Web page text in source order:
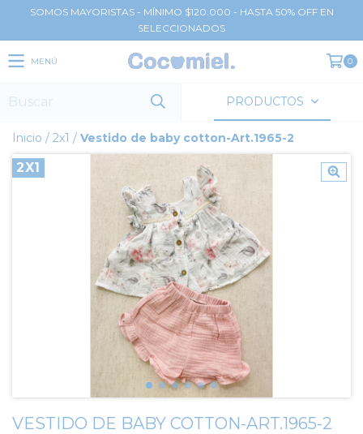
SOMOS MAYORISTAS - MÍNIMO $120.000 - HASTA 50% OFF EN
SELECCIONADOS
MENÚ 0
PRODUCTOS
Inicio / 2x1 / Vestido de baby cotton-Art.1965-2
2X1
VESTIDO DE BABY COTTON-ART.1965-2